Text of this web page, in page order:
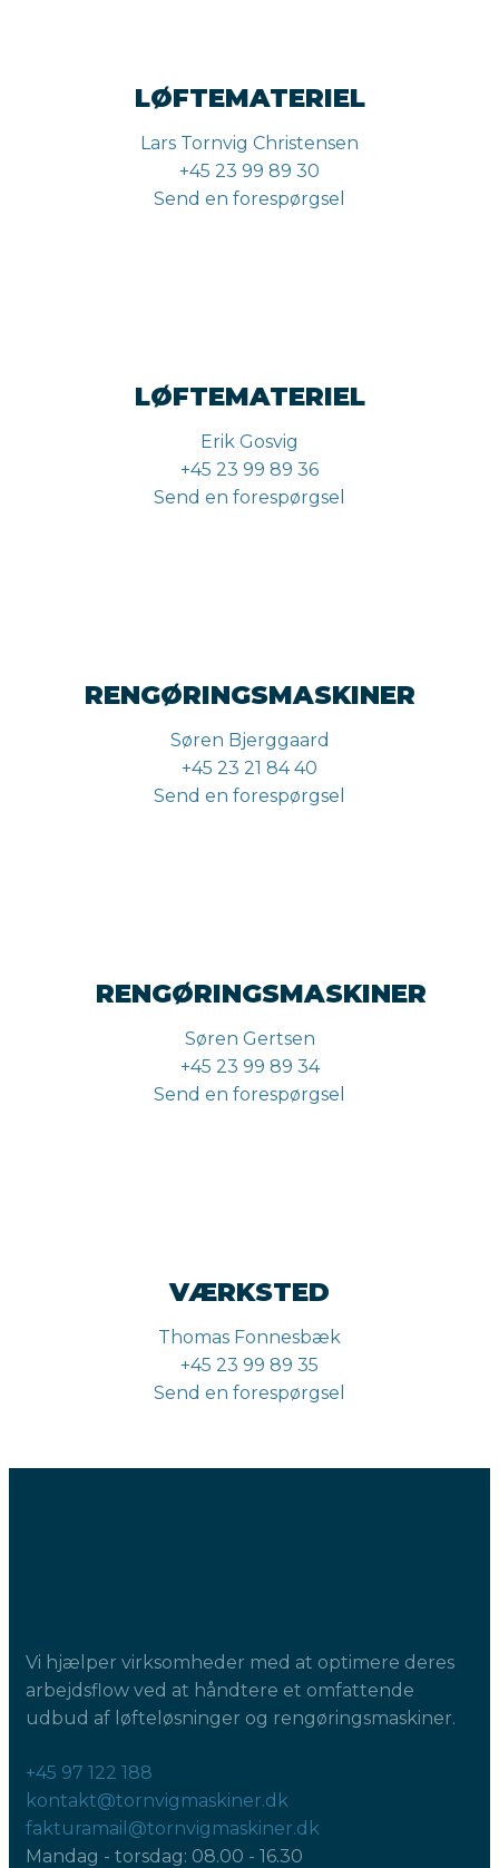
LØFTEMATERIEL
Lars Tornvig Christensen
+45 23 99 89 30
Send en forespørgsel
LØFTEMATERIEL
Erik Gosvig
+45 23 99 89 36
Send en forespørgsel
RENGØRINGSMASKINER
Søren Bjerggaard
+45 23 21 84 40
Send en forespørgsel
RENGØRINGSMASKINER
Søren Gertsen
+45 23 99 89 34
Send en forespørgsel
VÆRKSTED
Thomas Fonnesbæk
+45 23 99 89 35
Send en forespørgsel
Vi hjælper virksomheder med at optimere deres
arbejdsflow ved at håndtere et omfattende
udbud af løfteløsninger og rengøringsmaskiner.
+45 97 122 188
kontakt@tornvigmaskiner.dk
fakturamail@tornvigmaskiner.dk
Mandag - torsdag: 08.00 - 16.30